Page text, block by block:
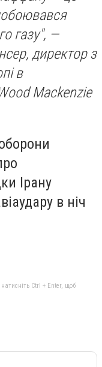
газу", —
директор з
в
Mackenzie
Ірану
в ніч
Ctrl + Enter, щоб